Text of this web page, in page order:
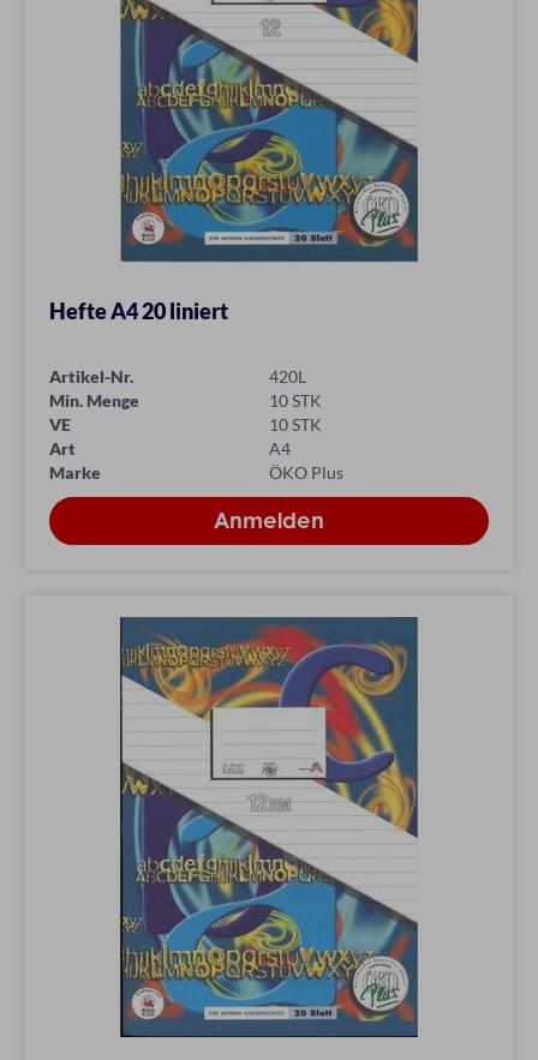
Hefte A4 20 liniert
Artikel-Nr.
420L
Min. Menge
10 STK
VE
10 STK
Art
A4
Marke
ÖKO Plus